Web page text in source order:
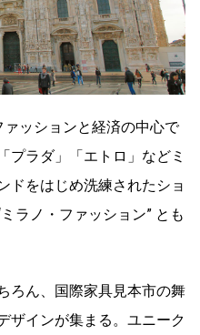
ッションと経済の中心で
プラダ」「エトロ」などミ
ドをはじめ洗練されたショ
ラノ・ファッション” とも
ろん、国際家具見本市の舞
ザインが集まる。ユニーク